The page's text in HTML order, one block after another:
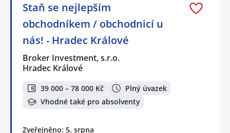
Staň se nejlepším
obchodníkem / obchodnicí u
nás! - Hradec Králové
Broker Investment, s.r.o.
Hradec Králové
39 000 – 78 000 Kč
Plný úvazek
Vhodné také pro absolventy
Zveřejněno: 5. srpna